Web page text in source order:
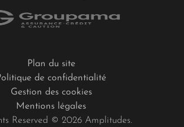
Plan du site
de confidentialité
Gestion des cookies
Mentions légales
Reserved © 2026 Amplitudes.